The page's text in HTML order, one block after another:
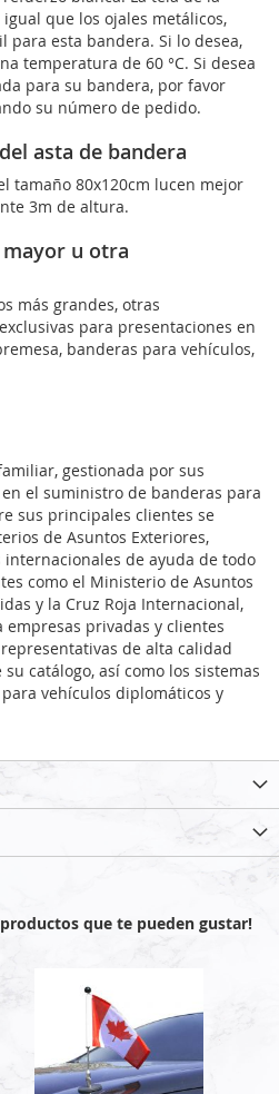
que los ojales metálicos,
para esta bandera. Si lo desea,
temperatura de 60 °C. Si desea
para su bandera, por favor
su número de pedido.
asta de bandera
tamaño 80x120cm lucen mejor
3m de altura.
mayor u otra
más grandes, otras
para presentaciones en
banderas para vehículos,
gestionada por sus
el suministro de banderas para
sus principales clientes se
de Asuntos Exteriores,
de ayuda de todo
como el Ministerio de Asuntos
y la Cruz Roja Internacional,
empresas privadas y clientes
de alta calidad
catálogo, así como los sistemas
vehículos diplomáticos y
que te pueden gustar!